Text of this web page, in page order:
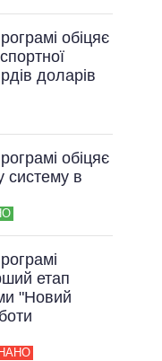
обіцяє
доларів
обіцяє
систему в
етап
"Новий